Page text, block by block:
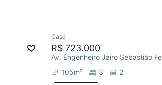
Casa
R$ 723.000
105m² 3 2